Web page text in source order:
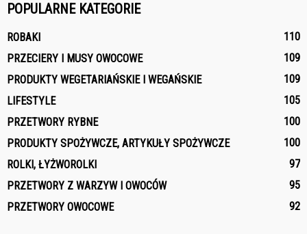
POPULARNE KATEGORIE
ROBAKI
110
PRZECIERY I MUSY OWOCOWE
109
PRODUKTY WEGETARIAŃSKIE I WEGAŃSKIE
109
LIFESTYLE
105
PRZETWORY RYBNE
100
PRODUKTY SPOŻYWCZE, ARTYKUŁY SPOŻYWCZE
100
ROLKI, ŁYŻWOROLKI
97
PRZETWORY Z WARZYW I OWOCÓW
95
PRZETWORY OWOCOWE
92